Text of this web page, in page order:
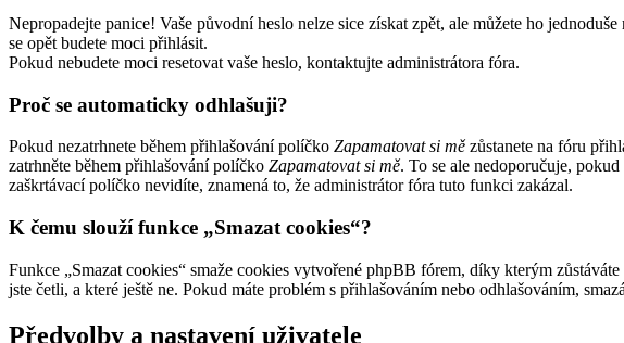
Nepropadejte panice! Vaše původní heslo nelze sice získat zpět, ale můžete ho
se opět budete moci přihlásit.
Pokud nebudete moci resetovat vaše heslo, kontaktujte administrátora fóra.
Proč se automaticky odhlašuji?
Pokud nezatrhnete během přihlašování políčko Zapamatovat si mě zůstanete na fóru
zatrhněte během přihlašování políčko Zapamatovat si mě. To se ale nedoporučuje,
zaškrtávací políčko nevidíte, znamená to, že administrátor fóra tuto funkci zakázal.
K čemu slouží funkce „Smazat cookies“?
Funkce „Smazat cookies“ smaže cookies vytvořené phpBB fórem, díky kterým
jste četli, a které ještě ne. Pokud máte problém s přihlašováním nebo odhlašováním,
Předvolby a nastavení uživatele